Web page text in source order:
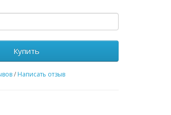
Купить
/ Написать отзыв